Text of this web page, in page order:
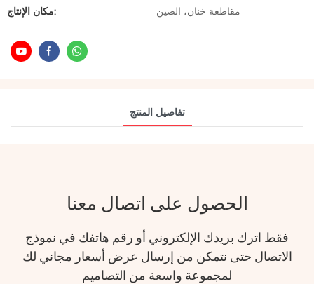
مكان الإنتاج:
مقاطعة خنان، الصين
تفاصيل المنتج
الحصول على اتصال معنا
فقط اترك بريدك الإلكتروني أو رقم هاتفك في نموذج
الاتصال حتى نتمكن من إرسال عرض أسعار مجاني لك
لمجموعة واسعة من التصاميم